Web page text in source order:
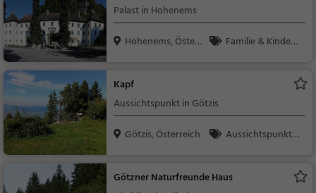
Palast in Hohenems
Hohenems, Österr
Familie & Kinder,
Kapf
Aussichtspunkt in Götzis
Götzis, Österreich
Aussichtspunkt, F
Götzner Naturfreunde Haus